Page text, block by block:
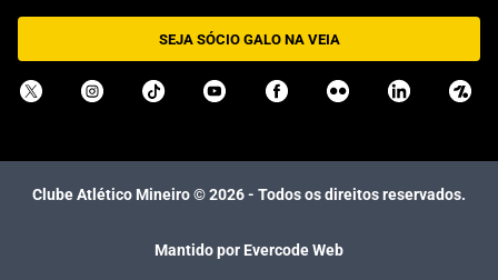
SEJA SÓCIO GALO NA VEIA
Clube Atlético Mineiro ©2026- Todos os direitos reservados.
Mantido por Evercode Web